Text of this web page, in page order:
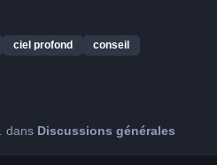
ciel profond
conseil
dans Discussions générales